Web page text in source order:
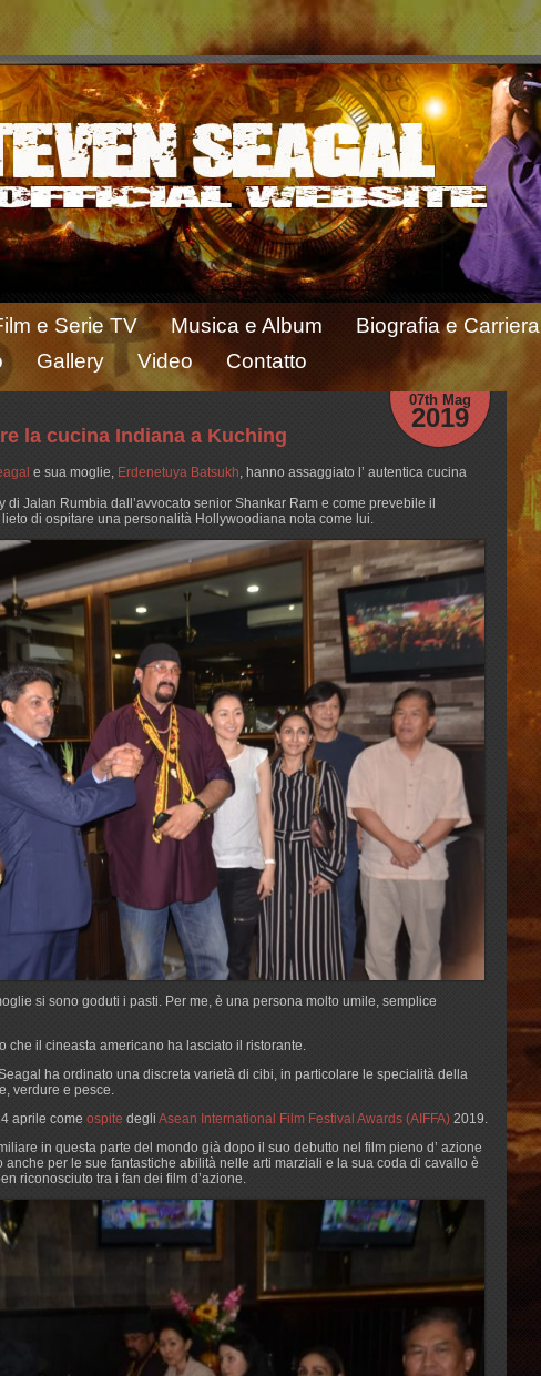
e Serie TV Musica e Album Biografia e Carriera
Gallery Video Contatto
07th Mag
2019
la cucina Indiana a Kuching
e sua moglie, Erdenetuya Batsukh, hanno assaggiato l’ autentica cucina
di Jalan Rumbia dall’avvocato senior Shankar Ram e come prevebile il
di ospitare una personalità Hollywoodiana nota come lui.
si sono goduti i pasti. Per me, è una persona molto umile, semplice
che il cineasta americano ha lasciato il ristorante.
ha ordinato una discreta varietà di cibi, in particolare le specialità della
verdure e pesce.
aprile come ospite degli Asean International Film Festival Awards (AIFFA) 2019.
in questa parte del mondo già dopo il suo debutto nel film pieno d’ azione
anche per le sue fantastiche abilità nelle arti marziali e la sua coda di cavallo è
riconosciuto tra i fan dei film d’azione.